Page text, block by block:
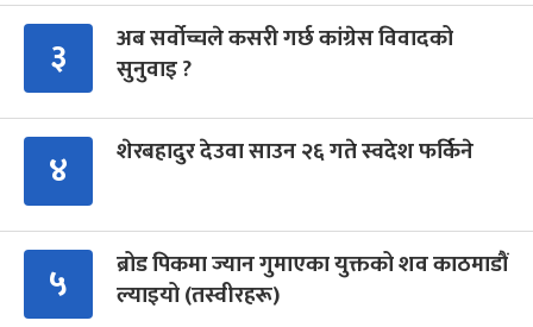
३
अब सर्वोच्चले कसरी गर्छ कांग्रेस विवादको
सुनुवाइ ?
४ शेरबहादुर देउवा साउन २६ गते स्वदेश फर्किने
५
ब्रोड पिकमा ज्यान गुमाएका युक्तको शव काठमाडौं
ल्याइयो (तस्वीरहरू)